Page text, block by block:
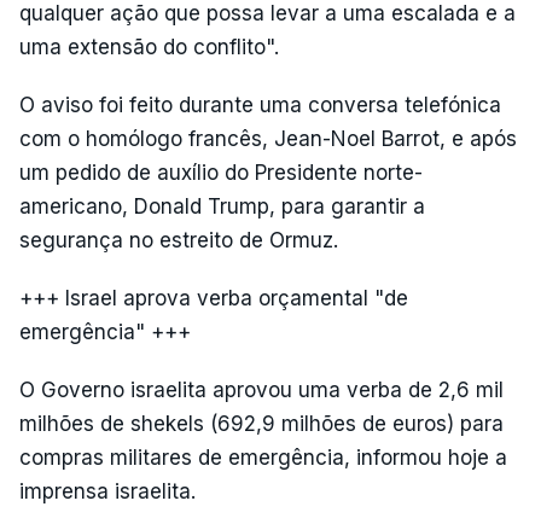
qualquer ação que possa levar a uma escalada e a
uma extensão do conflito".
O aviso foi feito durante uma conversa telefónica
com o homólogo francês, Jean-Noel Barrot, e após
um pedido de auxílio do Presidente norte-
americano, Donald Trump, para garantir a
segurança no estreito de Ormuz.
+++ Israel aprova verba orçamental "de
emergência" +++
O Governo israelita aprovou uma verba de 2,6 mil
milhões de shekels (692,9 milhões de euros) para
compras militares de emergência, informou hoje a
imprensa israelita.